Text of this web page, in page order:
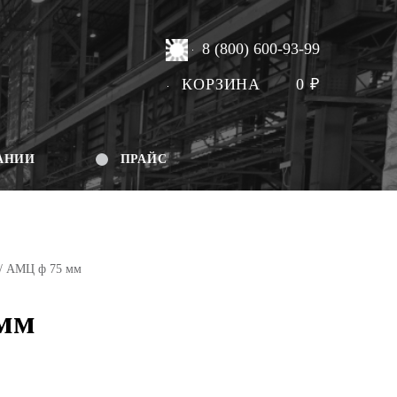
8 (800) 600-93-99
КОРЗИНА 0₽
ПРАЙС
/ АМЦ ф 75 мм